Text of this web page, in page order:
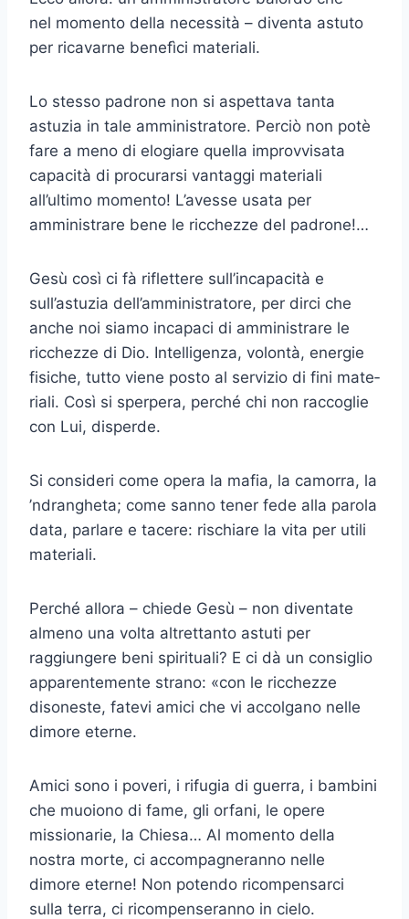
nel momento della necessità – diventa astuto
per ricavarne benefìci materiali.
Lo stesso padrone non si aspettava tanta
astuzia in tale amministra­tore. Perciò non potè
fare a meno di elogiare quella improvvisata
capacità di procurarsi vantaggi materiali
all’ultimo momento! L’avesse usata per
amministrare bene le ricchezze del padrone!…
Gesù così ci fà riflettere sull’incapacità e
sull’astuzia dell’amministratore, per dirci che
anche noi siamo incapaci di amministrare le
ricchezze di Dio. Intel­ligenza, volontà, energie
fisiche, tutto viene posto al servizio di fini mate­
riali. Così si sperpera, perché chi non raccoglie
con Lui, disperde.
Si consideri come opera la mafia, la camorra, la
’ndrangheta; come sanno tener fede alla parola
data, parlare e tacere: rischiare la vita per utili
materiali.
Perché allora – chiede Gesù – non diventate
almeno una volta altrettanto astuti per
raggiungere beni spirituali? E ci dà un consiglio
apparentemente strano: «con le ricchezze
disoneste, fatevi amici che vi accolgano nelle
dimore eterne.
Amici sono i poveri, i rifugia di guerra, i bambini
che muoiono di fame, gli orfani, le opere
missionarie, la Chiesa… Al momento della
nostra morte, ci accom­pagneranno nelle
dimore eterne! Non potendo ricompensarci
sulla terra, ci ricompenseranno in cielo.